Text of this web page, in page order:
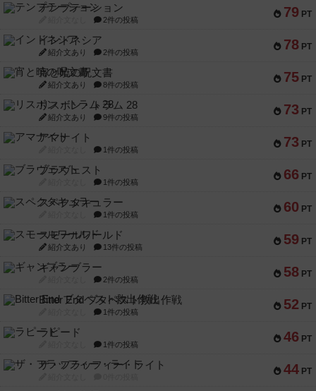
79 PT
テンプテーション
2件の投稿
78 PT
インドネシア
紹介文あり 2件の投稿
75 PT
宵と暁の呪文書
紹介文あり 8件の投稿
73 PT
リスボン・トラム 28
紹介文あり 9件の投稿
73 PT
アマナイト
1件の投稿
66 PT
ブラヴェスト
1件の投稿
60 PT
スペクタキュラー
1件の投稿
59 PT
スモールワールド
紹介文あり 13件の投稿
58 PT
ギャンブラー
2件の投稿
52 PT
Bitter End ブタペスト救出作戦
1件の投稿
46 PT
ラピード
1件の投稿
44 PT
ザ・フラッフィー・ライト